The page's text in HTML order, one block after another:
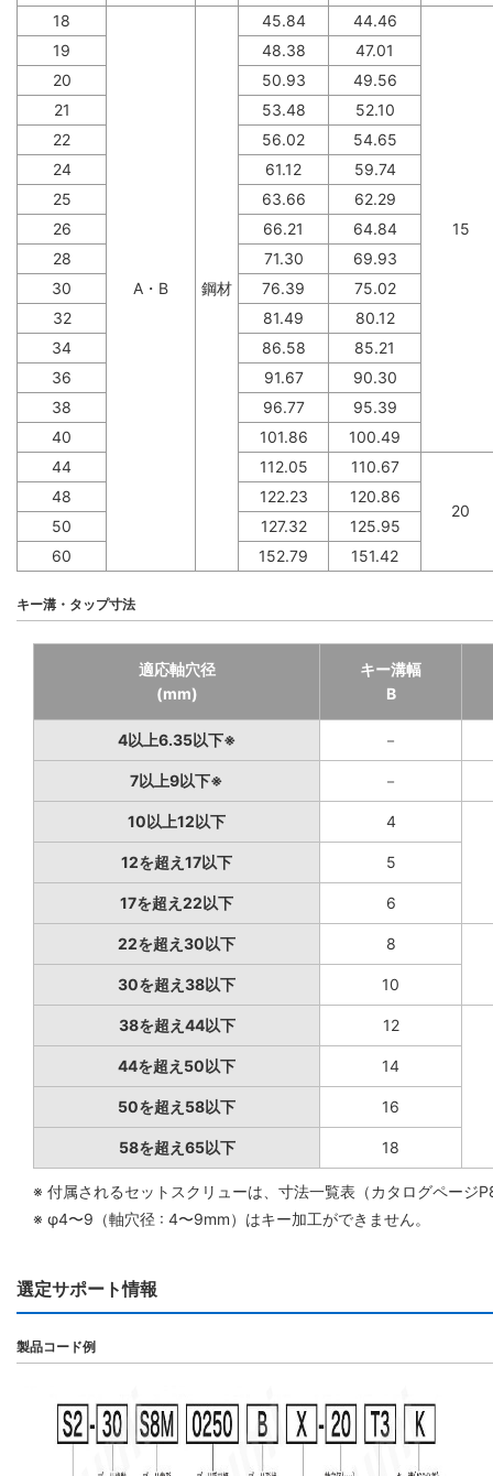
18
A・B 鋼材
45.84 44.46
15
19 48.38
47.01
20
50.93
49.56
21
53.48
52.10
22
56.02
54.65
24
61.12
59.74
25
63.66
62.29
26
66.21
64.84
28
71.30
69.93
30
76.39
75.02
32
81.49
80.12
34
86.58
85.21
36
91.67
90.30
38
96.77
95.39
40
101.86
100.49
44
112.05 110.67
20
48 122.23
120.86
50
127.32
125.95
60
152.79 151.42
キー溝・タップ寸法
適応軸穴径
(mm)
キー溝幅
B
4以上6.35以下※ －
7以上9以下※ －
10以上12以下 4
12を超え17以下 5
17を超え22以下 6
22を超え30以下 8
30を超え38以下 10
38を超え44以下 12
44を超え50以下 14
50を超え58以下 16
58を超え65以下 18
※ 付属されるセットスクリューは、寸法一覧表（カタログページ
※ φ4〜9（軸穴径 : 4〜9mm）はキー加工ができません。
選定サポート情報
製品コード例